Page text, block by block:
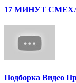
17 МИНУТ
Подборка Видео